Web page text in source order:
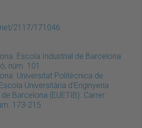
2117/171046
Escola Industrial de Barcelona.
núm. 101
Universitat Politècnica de
Universitària d'Enginyeria
Barcelona (EUETIB). Carrer
173-215